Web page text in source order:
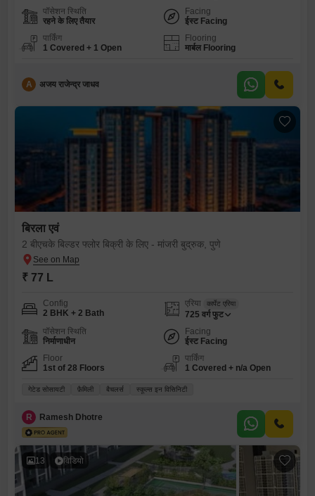
पॉसेशन स्थिति
रहने के लिए तैयार
Facing
ईस्ट Facing
पार्किंग
1 Covered + 1 Open
Flooring
मार्बल Flooring
A अजय राजेन्द्र जाधव
बिरला एवं
2 बीएचके बिल्डर फ्लोर बिक्री के लिए - मांजरी बुद्रुक, पुणे
₹ 77 L
Config
2 BHK + 2 Bath
एरिया कार्पेट एरिया
725 वर्ग फुट
पॉसेशन स्थिति
निर्माणाधीन
Facing
ईस्ट Facing
Floor
1st of 28 Floors
पार्किंग
1 Covered + n/a Open
गेटेड सोसायटी फ़ैमिली बैचलर्स स्कूल्स इन विसिनिटी
R Ramesh Dhotre
13 विडियो